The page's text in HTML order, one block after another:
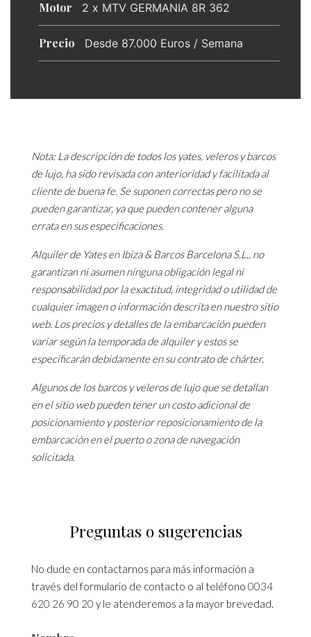
Motor 2 x MTV GERMANIA 8R 362
Precio Desde 87.000 Euros / Semana
Nota: La descripción de todos los yates, veleros y barcos
de lujo, ha sido revisada con anterioridad y facilitada al
cliente de buena fe. Se suponen correctas pero no se
pueden garantizar, ya que pueden contener alguna
errata en sus especificaciones.
Alquiler de Yates en Ibiza & Barcos Barcelona S.L., no
garantizan ni asumen ninguna obligación legal ni
responsabilidad por la exactitud, integridad o utilidad de
cualquier imagen o información descrita en nuestro sitio
web. Los precios y detalles de la embarcación pueden
variar según la temporada de alquiler y estos se
especificarán debidamente en su contrato de chárter.
Algunos de los barcos y veleros de lujo que se detallan
en el sitio web pueden tener un costo adicional de
posicionamiento y posterior reposicionamiento de la
embarcación en el puerto o zona de navegación
solicitada.
Preguntas o sugerencias
No dude en contactarnos para más información a
través del formulario de contacto o al teléfono 0034
620 26 90 20 y le atenderemos a la mayor brevedad.